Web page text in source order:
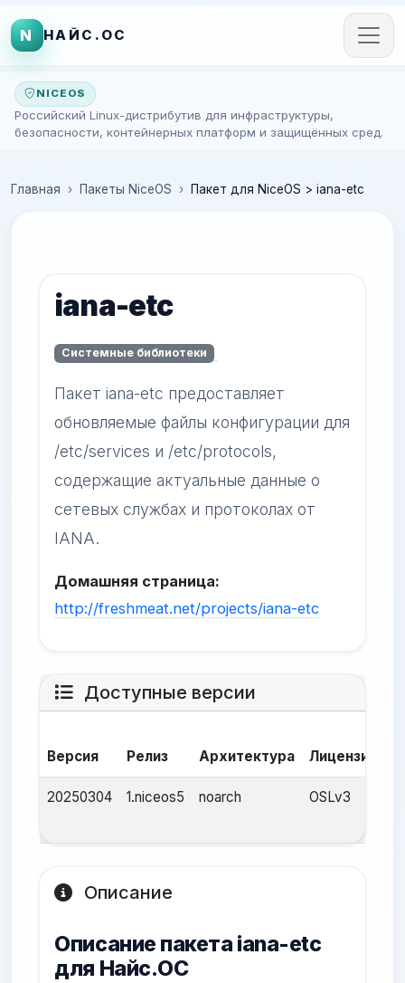
N НАЙС.ОС
NICEOS
Российский Linux-дистрибутив для инфраструктуры,
безопасности, контейнерных платформ и защищённых сред.
Главная Пакеты NiceOS Пакет для NiceOS > iana-etc
iana-etc
Системные библиотеки
Пакет iana-etc предоставляет
обновляемые файлы конфигурации для
/etc/services и /etc/protocols,
содержащие актуальные данные о
сетевых службах и протоколах от
IANA.
Домашняя страница:
http://freshmeat.net/projects/iana-etc
Доступные версии
Версия Релиз Архитектура Лицензия
20250304 1.niceos5 noarch OSLv3
Описание
Описание пакета iana-etc
для Найс.ОС